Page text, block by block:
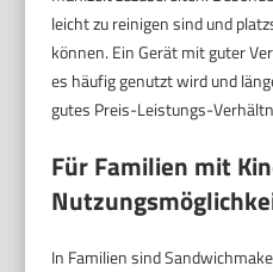
leicht zu reinigen sind und
können. Ein Gerät mit guter
es häufig genutzt wird und
gutes Preis-Leistungs-
Für Familien mit
In Familien sind